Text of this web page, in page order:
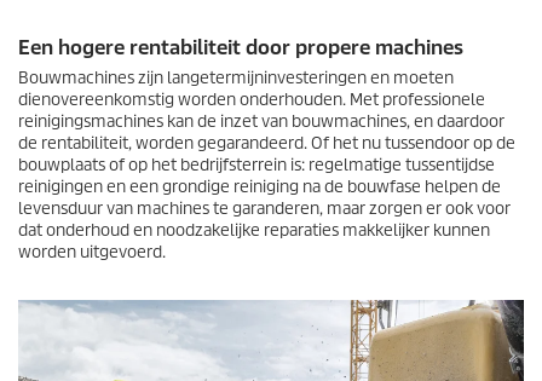
Een hogere rentabiliteit door propere machines
Bouwmachines zijn langetermijninvesteringen en moeten
dienovereenkomstig worden onderhouden. Met professionele
reinigingsmachines kan de inzet van bouwmachines, en daardoor
de rentabiliteit, worden gegarandeerd. Of het nu tussendoor op de
bouwplaats of op het bedrijfsterrein is: regelmatige tussentijdse
reinigingen en een grondige reiniging na de bouwfase helpen de
levensduur van machines te garanderen, maar zorgen er ook voor
dat onderhoud en noodzakelijke reparaties makkelijker kunnen
worden uitgevoerd.